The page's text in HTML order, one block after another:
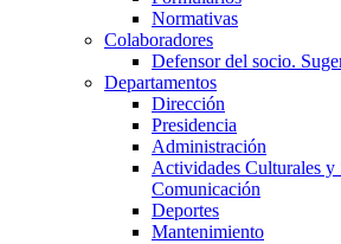
Normativas
Colaboradores
Defensor del socio.
Departamentos
Dirección
Presidencia
Administración
Actividades Culturales y
Comunicación
Deportes
Mantenimiento